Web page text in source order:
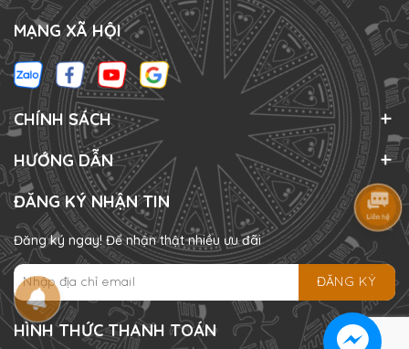
MẠNG XÃ HỘI
CHÍNH SÁCH
HƯỚNG DẪN
ĐĂNG KÝ NHẬN TIN
Đăng ký ngay! Để nhận thật nhiều ưu đãi
ĐĂNG KÝ
HÌNH THỨC THANH TOÁN